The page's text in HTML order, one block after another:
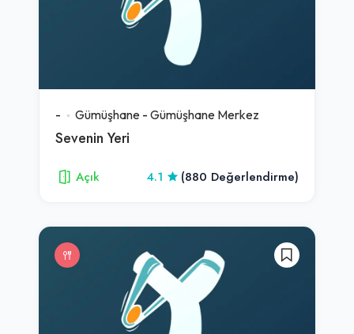
- Gümüşhane - Gümüşhane Merkez
Sevenin Yeri
Açık 4.1 (880 Değerlendirme)